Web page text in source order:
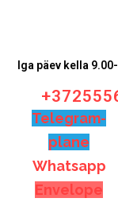
Iga päev kella
Telegram-
plane
Whatsapp
Envelope